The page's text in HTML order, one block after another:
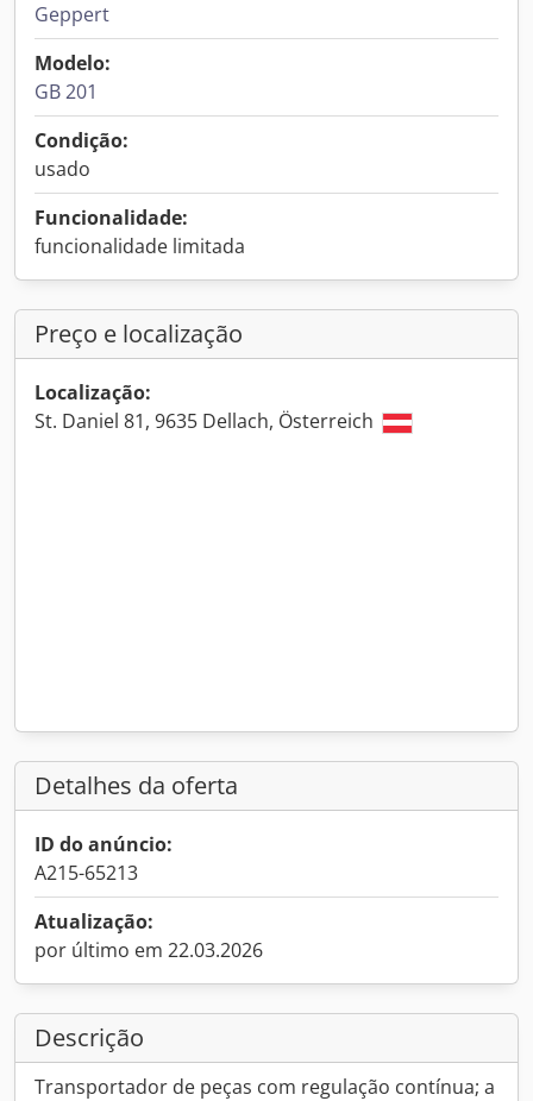
Geppert
Modelo:
GB 201
Condição:
usado
Funcionalidade:
funcionalidade limitada
Preço e localização
Localização:
St. Daniel 81, 9635 Dellach, Österreich
Detalhes da oferta
ID do anúncio:
A215-65213
Atualização:
por último em 22.03.2026
Descrição
Transportador de peças com regulação contínua; a